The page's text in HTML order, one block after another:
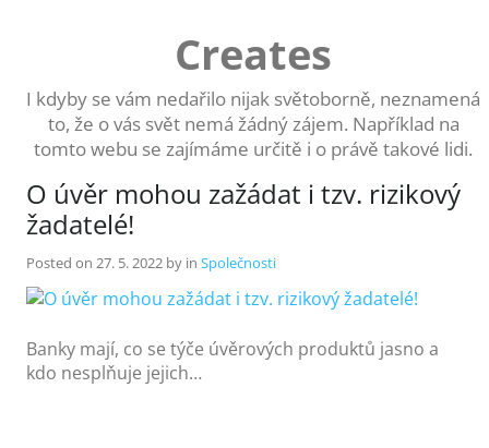
Creates
I kdyby se vám nedařilo nijak světoborně, neznamená
to, že o vás svět nemá žádný zájem. Například na
tomto webu se zajímáme určitě i o právě takové lidi.
O úvěr mohou zažádat i tzv. rizikový
žadatelé!
Posted on 27. 5. 2022 by in Společnosti
Banky mají, co se týče úvěrových produktů jasno a
kdo nesplňuje jejich…